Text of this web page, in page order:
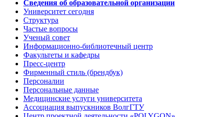
Сведения об образовательной организации
Университет сегодня
Структура
Частые вопросы
Ученый совет
Информационно-библиотечный центр
Факультеты и кафедры
Пресс-центр
Фирменный стиль (брендбук)
Персоналии
Персональные данные
Медицинские услуги университета
Ассоциация выпускников ВолгГТУ